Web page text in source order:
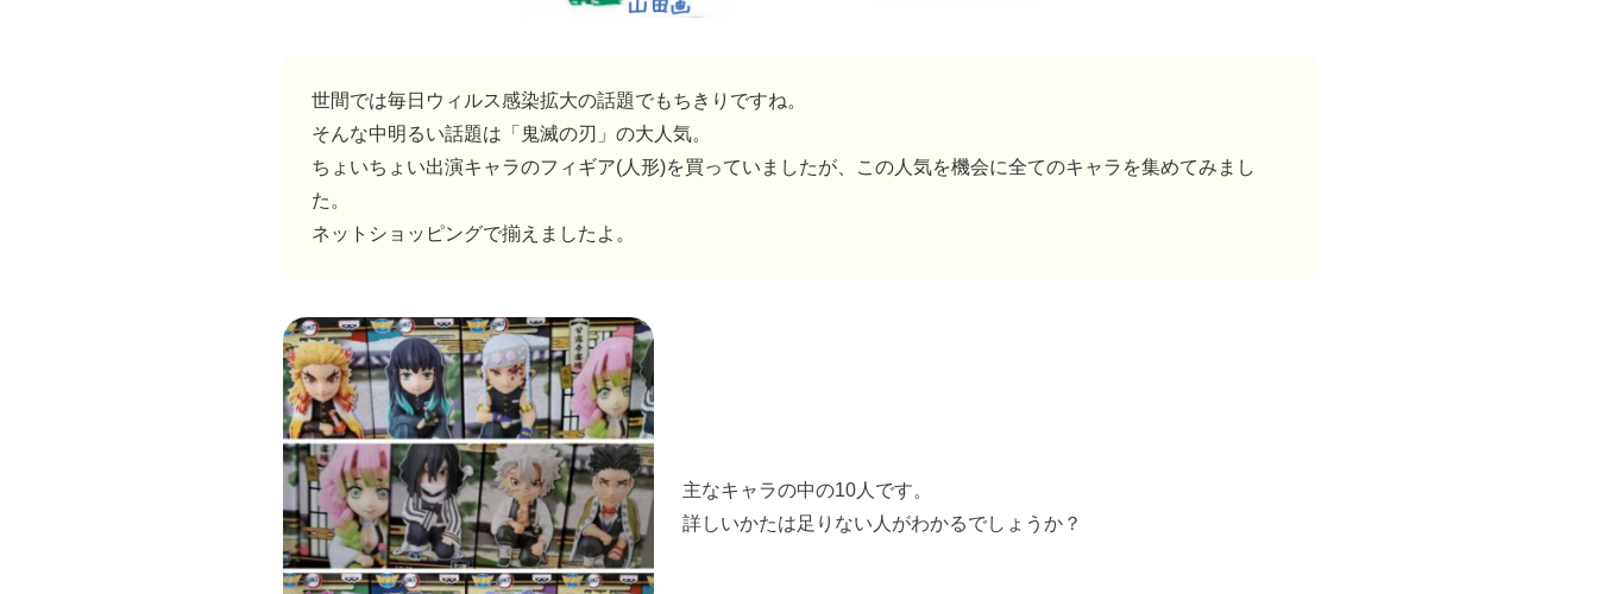
世間では毎日ウィルス感染拡大の話題でもちきりですね。
そんな中明るい話題は「鬼滅の刃」の大人気。
ちょいちょい出演キャラのフィギア(人形)を買っていましたが、この人気を機会に全てのキャラを集めてみまし
た。
ネットショッピングで揃えましたよ。
主なキャラの中の10人です。
詳しいかたは足りない人がわかるでしょうか？